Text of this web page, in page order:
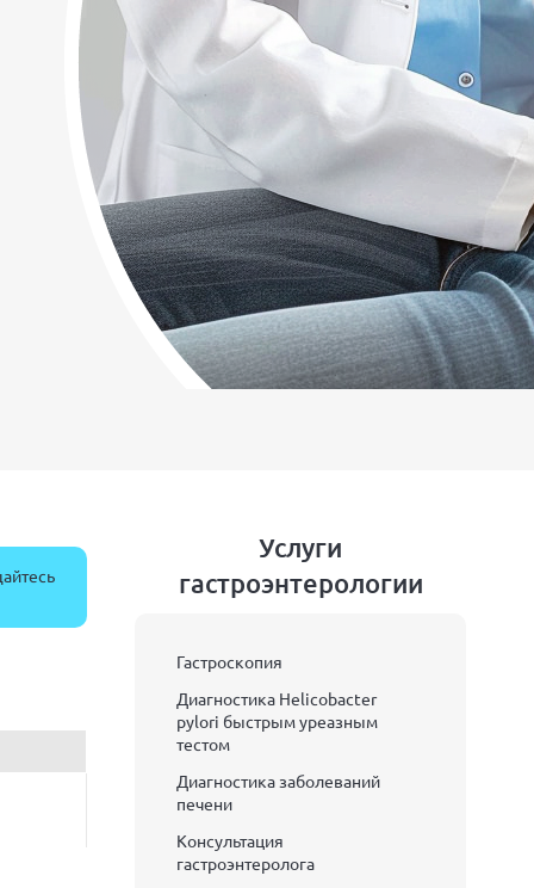
Услуги
гастроэнтерологии
Гастроскопия
Диагностика Helicobacter
pylori быстрым уреазным
тестом
Диагностика заболеваний
печени
Консультация
гастроэнтеролога